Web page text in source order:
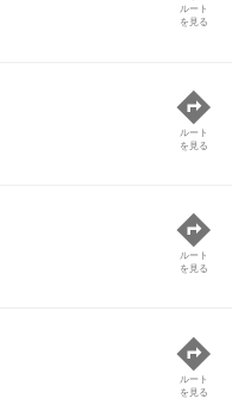
ルート
を見る
ルート
を見る
ルート
を見る
ルート
を見る